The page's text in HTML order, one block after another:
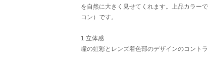
を自然に大きく見せてくれます。上品カラー
コン）です。
1.立体感
瞳の虹彩とレンズ着色部のデザインのコント